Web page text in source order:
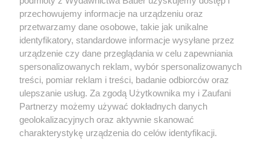
Aneta Zaj ąc 2016 r., Jesienna Ramówka Polsatu
przechowujemy informacje na urządzeniu oraz
przetwarzamy dane osobowe, takie jak unikalne
identyfikatory, standardowe informacje wysyłane przez
urządzenie czy dane przeglądania w celu zapewniania
spersonalizowanych reklam, wybór spersonalizowanych
treści, pomiar reklam i treści, badanie odbiorców oraz
ulepszanie usług. Za zgodą Użytkownika my i Zaufani
Partnerzy możemy używać dokładnych danych
geolokalizacyjnych oraz aktywnie skanować
charakterystykę urządzenia do celów identyfikacji.